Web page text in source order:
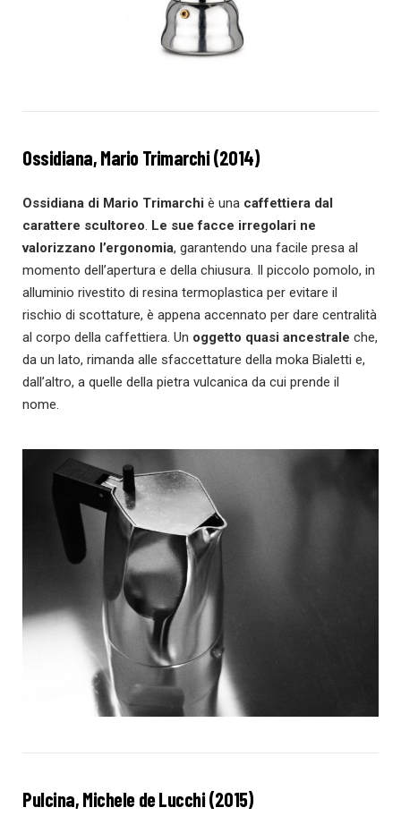
Ossidiana, Mario Trimarchi (2014)
Ossidiana di Mario Trimarchi è una caffettiera dal
carattere scultoreo. Le sue facce irregolari ne
valorizzano l’ergonomia, garantendo una facile presa al
momento dell’apertura e della chiusura. Il piccolo pomolo, in
alluminio rivestito di resina termoplastica per evitare il
rischio di scottature, è appena accennato per dare centralità
al corpo della caffettiera. Un oggetto quasi ancestrale che,
da un lato, rimanda alle sfaccettature della moka Bialetti e,
dall’altro, a quelle della pietra vulcanica da cui prende il
nome.
Pulcina, Michele de Lucchi (2015)